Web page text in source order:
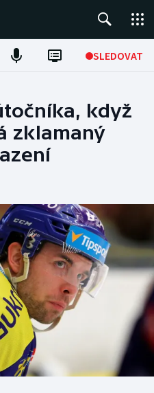
SLEDOVAT
když
zklamaný